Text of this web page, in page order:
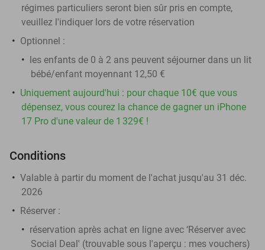
régimes particuliers seront bien sûr pris en compte,
veuillez l'indiquer lors de votre réservation
​Optionnel :
les enfants de 0 à 2 ans peuvent séjourner dans un lit
bébé/enfant moyennant 12,50 €
Uniquement aujourd'hui : pour chaque 10€ que vous
dépensez, vous courez la chance de gagner un iPhone
17 Pro d'une valeur de 1 329€ !
Conditions
Valable à partir du moment de l'achat jusqu'au 31 déc.
2026
Réserver :
réservation après achat en ligne avec ‘Réserver avec
Social Deal' (trouvable sous l'aperçu : mes vouchers)